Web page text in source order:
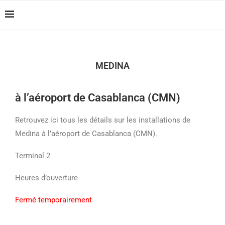
MEDINA
à l’aéroport de Casablanca (CMN)
Retrouvez ici tous les détails sur les installations de
Medina à l’aéroport de Casablanca (CMN).
Terminal 2
Heures d’ouverture
Fermé temporairement